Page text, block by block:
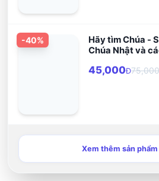
-40%
Hãy tìm Chúa -
Chúa Nhật và
45,000Đ75,000
Xem thêm sản phẩm